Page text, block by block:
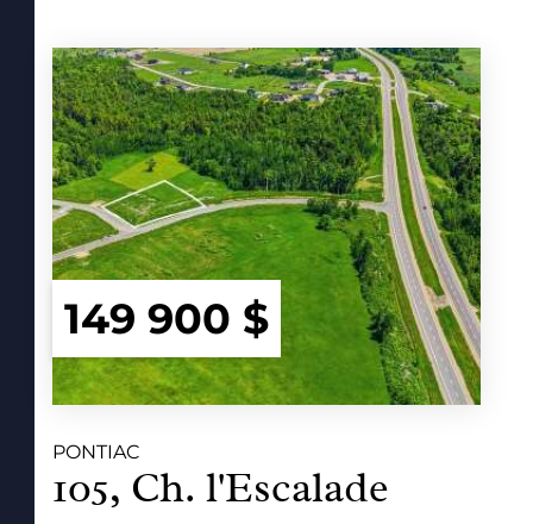
149 900 $
PONTIAC
105, Ch. l'Escalade